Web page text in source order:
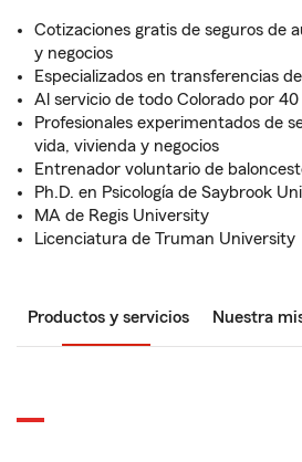
Cotizaciones gratis de seguros de
y negocios
Especializados en transferencias
Al servicio de todo Colorado por 40
Profesionales experimentados de
vida, vivienda y negocios
Entrenador voluntario de
Ph.D. en Psicología de Saybrook
MA de Regis University
Licenciatura de Truman University
Productos y servicios Nuestra